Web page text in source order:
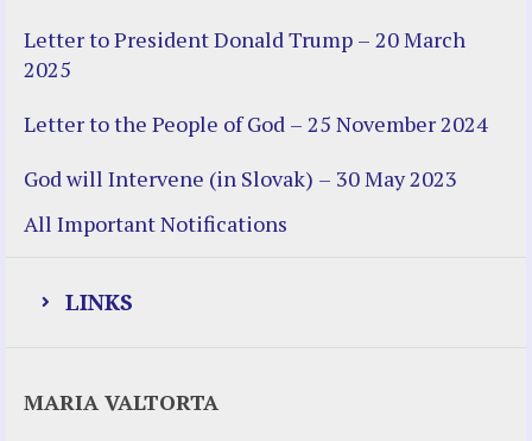
Letter to President Donald Trump – 20 March
2025
Letter to the People of God – 25 November 2024
God will Intervene (in Slovak) – 30 May 2023
All Important Notifications
LINKS
MARIA VALTORTA